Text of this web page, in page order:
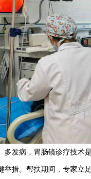
多发病，胃肠镜诊疗技术
举措。帮扶期间，专家立